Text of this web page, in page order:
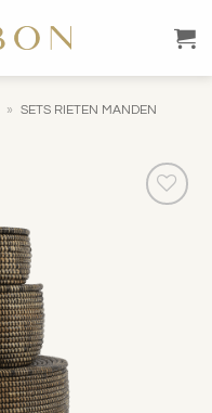
» SETS RIETEN MANDEN